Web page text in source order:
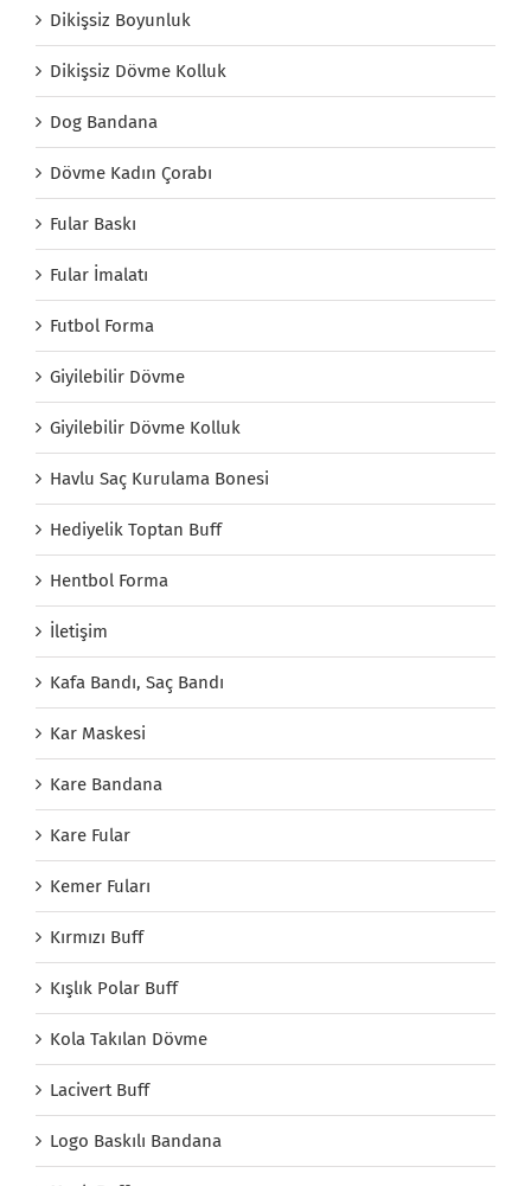
Dikişsiz Boyunluk
Dikişsiz Dövme Kolluk
Dog Bandana
Dövme Kadın Çorabı
Fular Baskı
Fular İmalatı
Futbol Forma
Giyilebilir Dövme
Giyilebilir Dövme Kolluk
Havlu Saç Kurulama Bonesi
Hediyelik Toptan Buff
Hentbol Forma
İletişim
Kafa Bandı, Saç Bandı
Kar Maskesi
Kare Bandana
Kare Fular
Kemer Fuları
Kırmızı Buff
Kışlık Polar Buff
Kola Takılan Dövme
Lacivert Buff
Logo Baskılı Bandana